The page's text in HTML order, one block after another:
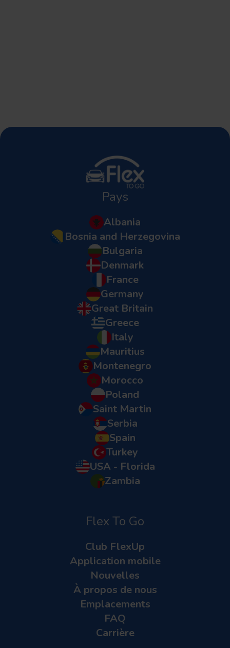
Pays
Albania
Bosnia and Herzegovina
Bulgaria
Denmark
France
Germany
Great Britain
Greece
Italy
Mauritius
Montenegro
Morocco
Poland
Saint Martin
Serbia
Spain
Turkey
USA - Florida
Zambia
Flex To Go
Club FlexUp
Application mobile
Nouvelles
À propos de nous
Emplacements
FAQ
Carrière